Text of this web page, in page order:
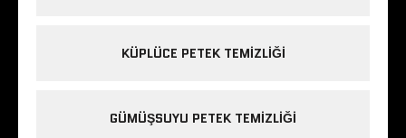
KÜPLÜCE PETEK TEMIZLIĞI
GÜMÜŞSUYU PETEK TEMIZLIĞI